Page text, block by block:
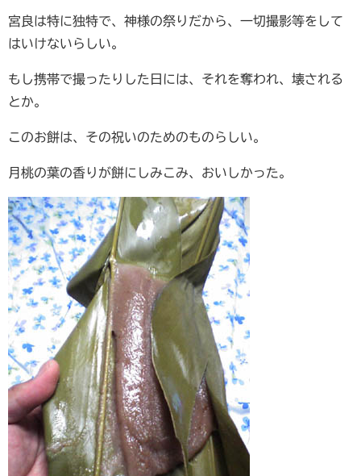
宮良は特に独特で、神様の祭りだから、一切撮影等をして
はいけないらしい。
もし携帯で撮ったりした日には、それを奪われ、壊される
とか。
このお餅は、その祝いのためのものらしい。
月桃の葉の香りが餅にしみこみ、おいしかった。